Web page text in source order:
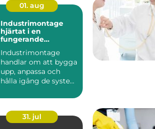
01. aug
Industrimontage
hjärtat i en
fungerande
Industrimontage
handlar om att bygga
upp, anpassa och
hålla igång de system
att ...
31. jul